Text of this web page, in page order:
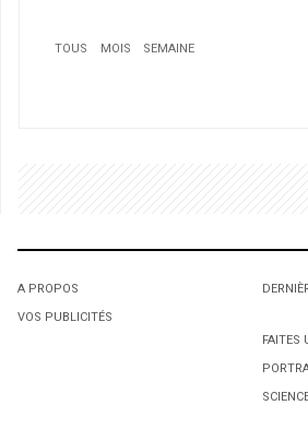
TOUS MOIS SEMAINE
1
Campagne de sociofinancement
inattendu pour une famille immigrante
1
L'octroi accidentel du Gant Court.
1
L'octroi accidentel du Gant Court.
A PROPOS
VOS PUBLICITÉS
FAITES